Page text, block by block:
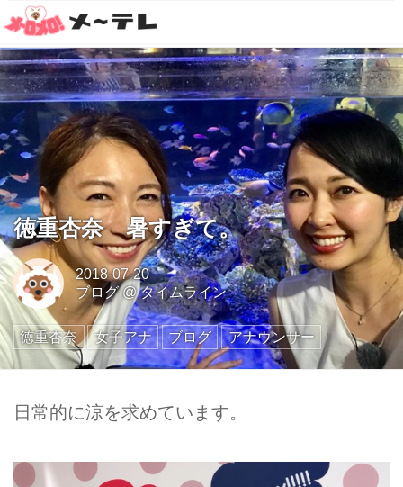
徳重杏奈 暑すぎて。
2018-07-20
ブログ@タイムライン
徳重杏奈 女子アナ ブログ アナウンサー
日常的に涼を求めています。